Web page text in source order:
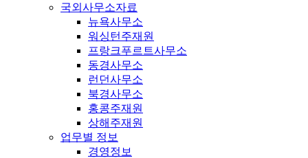
국외사무소자료
뉴욕사무소
워싱턴주재원
프랑크푸르트사무소
동경사무소
런던사무소
북경사무소
홍콩주재원
상해주재원
업무별 정보
경영정보